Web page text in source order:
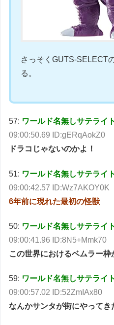
さっそくGUTS-SELECT
る。
57: ワールド名無しサテライト
09:00:50.69 ID:gERqAokZ0
ドラコじゃないのかよ！
51: ワールド名無しサテライト
09:00:42.57 ID:Wz7AKOY0K
6年前に現れた最初の怪獣
50: ワールド名無しサテライト
09:00:41.96 ID:8N5+Mmk70
この世界におけるベムラー枠
59: ワールド名無しサテライト
09:00:57.02 ID:52ZmIAx80
なんかサンタが街にやって